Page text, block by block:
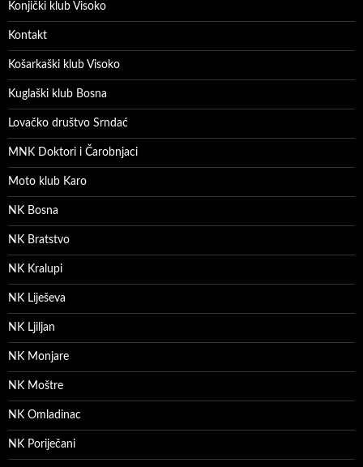
Konjički klub Visoko
Kontakt
Košarkaški klub Visoko
Kuglaški klub Bosna
Lovačko društvo Srndać
MNK Doktori i Čarobnjaci
Moto klub Karo
NK Bosna
NK Bratstvo
NK Kralupi
NK Liješeva
NK Ljiljan
NK Monjare
NK Moštre
NK Omladinac
NK Poriječani